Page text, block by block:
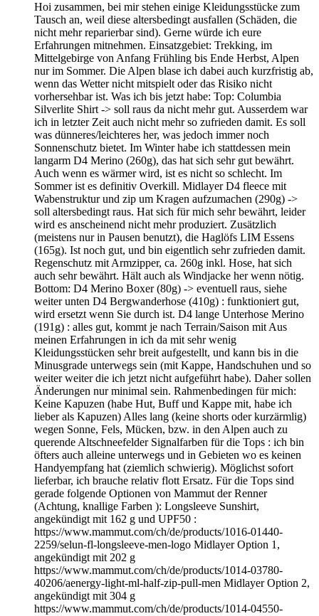
Hoi zusammen, bei mir stehen einige Kleidungsstücke zum
Tausch an, weil diese altersbedingt ausfallen (Schäden, die
nicht mehr reparierbar sind). Gerne würde ich eure
Erfahrungen mitnehmen. Einsatzgebiet: Trekking, im
Mittelgebirge von Anfang Frühling bis Ende Herbst, Alpen
nur im Sommer. Die Alpen blase ich dabei auch kurzfristig ab,
wenn das Wetter nicht mitspielt oder das Risiko nicht
vorhersehbar ist. Was ich bis jetzt habe: Top: Columbia
Silverlite Shirt -> soll raus da nicht mehr gut. Ausserdem war
ich in letzter Zeit auch nicht mehr so zufrieden damit. Es soll
was dünneres/leichteres her, was jedoch immer noch
Sonnenschutz bietet. Im Winter habe ich stattdessen mein
langarm D4 Merino (260g), das hat sich sehr gut bewährt.
Auch wenn es wärmer wird, ist es nicht so schlecht. Im
Sommer ist es definitiv Overkill. Midlayer D4 fleece mit
Wabenstruktur und zip um Kragen aufzumachen (290g) ->
soll altersbedingt raus. Hat sich für mich sehr bewährt, leider
wird es anscheinend nicht mehr produziert. Zusätzlich
(meistens nur in Pausen benutzt), die Haglöfs LIM Essens
(165g). Ist noch gut, und bin eigentlich sehr zufrieden damit.
Regenschutz mit Armzipper, ca. 260g inkl. Hose, hat sich
auch sehr bewährt. Hält auch als Windjacke her wenn nötig.
Bottom: D4 Merino Boxer (80g) -> eventuell raus, siehe
weiter unten D4 Bergwanderhose (410g) : funktioniert gut,
wird ersetzt wenn Sie durch ist. D4 lange Unterhose Merino
(191g) : alles gut, kommt je nach Terrain/Saison mit Aus
meinen Erfahrungen in ich da mit sehr wenig
Kleidungsstücken sehr breit aufgestellt, und kann bis in die
Minusgrade unterwegs sein (mit Kappe, Handschuhen und so
weiter weiter die ich jetzt nicht aufgeführt habe). Daher sollen
Änderungen nur minimal sein. Rahmenbedingen für mich:
Keine Kapuzen (habe Hut, Buff und Kappe mit, habe ich
lieber als Kapuzen) Alles lang (keine shorts oder kurzärmlig)
wegen Sonne, Fels, Mücken, bzw. in den Alpen auch zu
querende Altschneefelder Signalfarben für die Tops : ich bin
öfters auch alleine unterwegs und in Gebieten wo es keinen
Handyempfang hat (ziemlich schwierig). Möglichst sofort
lieferbar, ich brauche relativ flott Ersatz. Für die Tops sind
gerade folgende Optionen von Mammut der Renner
(Achtung, knallige Farben ): Longsleeve Sunshirt,
angekündigt mit 162 g und UPF50 :
https://www.mammut.com/ch/de/products/1016-01440-
2259/selun-fl-longsleeve-men-logo Midlayer Option 1,
angekündigt mit 202 g
https://www.mammut.com/ch/de/products/1014-03780-
40206/aenergy-light-ml-half-zip-pull-men Midlayer Option 2,
angekündigt mit 304 g
https://www.mammut.com/ch/de/products/1014-04550-